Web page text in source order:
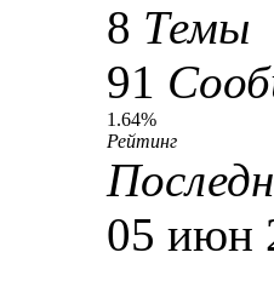
8 Темы
91
1.64%
Рейтинг
05 июн